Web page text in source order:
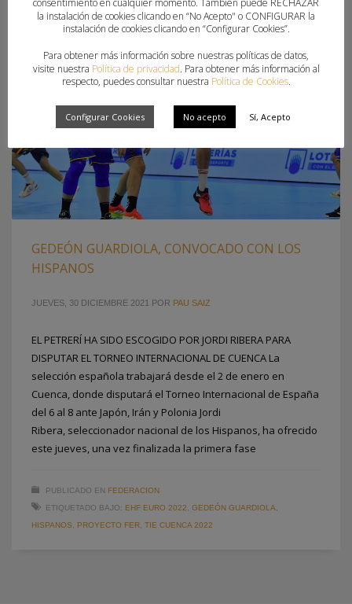
GEDEÓN GUARDIOLA, CONVOCADO CON LOS
HISPANOS
JUEVES, 30 DICIEMBRE 2021 POR PAU SAIZ
EL PETRERÍ HA SIDO ESCOGIDO POR JORDI RIBERA PARA
DISPUTAR EL TORNEO INTERNACIONAL DE CUENCA La
selección española trabajará desde el 2 de enero en
Cuenca, donde disputará el Torneo Internacional de España
del 6 al 8 ante Japón, Irán y Polonia Jordi
Ribera, seleccionador nacional de los Hispanos, ha ofrecido
este jueves, una vez finalizada la primera fase
PUBLICADO EN FEDERACION
ETIQUETADO BAJO: EHF EURO 2022 GEDEÓN GUARDIOLA
HISPANOS
PROYECTO FER TIE CUENCA 2022
la instalación de cookies clicando en “No Acepto" o CONFIGURAR la
instalación de cookies clicando en “Configurar Cookies”.
Para obtener más información sobre nuestras políticas de datos,
visite nuestra Política de privacidad. Para obtener más información al
respecto, puedes consultar nuestra Política de Cookies.
Configurar Cookies No acepto Sí, Acepto